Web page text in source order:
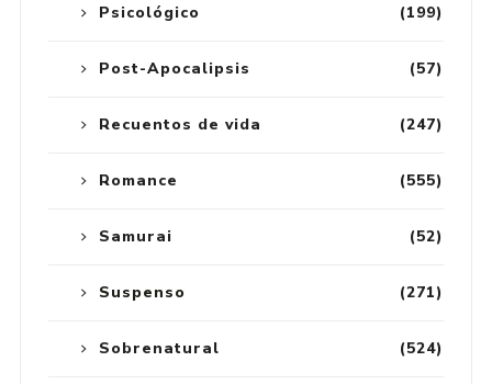
(199)
Psicológico
(57)
Post-Apocalipsis
(247)
Recuentos de vida
(555)
Romance
(52)
Samurai
(271)
Suspenso
(524)
Sobrenatural